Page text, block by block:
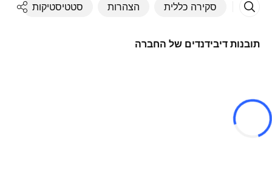
סקירה כללית הצהרות סטטיסטיקות
תובנות דיבידנדים של החברה